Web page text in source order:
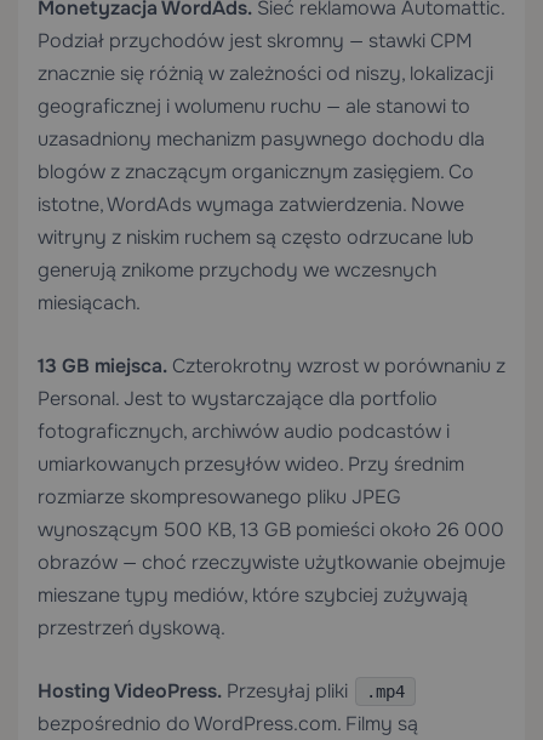
Monetyzacja WordAds. Sieć reklamowa Automattic.
Podział przychodów jest skromny — stawki CPM
znacznie się różnią w zależności od niszy, lokalizacji
geograficznej i wolumenu ruchu — ale stanowi to
uzasadniony mechanizm pasywnego dochodu dla
blogów z znaczącym organicznym zasięgiem. Co
istotne, WordAds wymaga zatwierdzenia. Nowe
witryny z niskim ruchem są często odrzucane lub
generują znikome przychody we wczesnych
miesiącach.
13 GB miejsca. Czterokrotny wzrost w porównaniu z
Personal. Jest to wystarczające dla portfolio
fotograficznych, archiwów audio podcastów i
umiarkowanych przesyłów wideo. Przy średnim
rozmiarze skompresowanego pliku JPEG
wynoszącym 500 KB, 13 GB pomieści około 26 000
obrazów — choć rzeczywiste użytkowanie obejmuje
mieszane typy mediów, które szybciej zużywają
przestrzeń dyskową.
Hosting VideoPress. Przesyłaj pliki .mp4
bezpośrednio do WordPress.com. Filmy są